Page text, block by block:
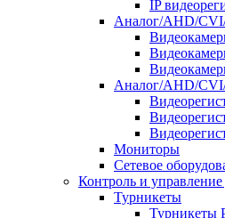
IP
Аналог/AHD/
Аналог/AHD/
Мониторы
Сетевое
Контроль и
Турникеты
Турникеты